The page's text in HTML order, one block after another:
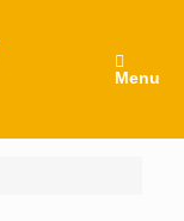
Menu